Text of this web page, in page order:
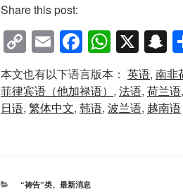
Share this post:
C
o
p
y
k
E
m
ail
F
a
c
e
o
W
h
at
s
X S
n
a
p
本文也有以下语言版本： 英语 南非
菲律宾语（他加禄语）
法语 荷兰语
日语 繁体中文 韩语 波兰语 越南语
分
“祷告”类、 最新消息